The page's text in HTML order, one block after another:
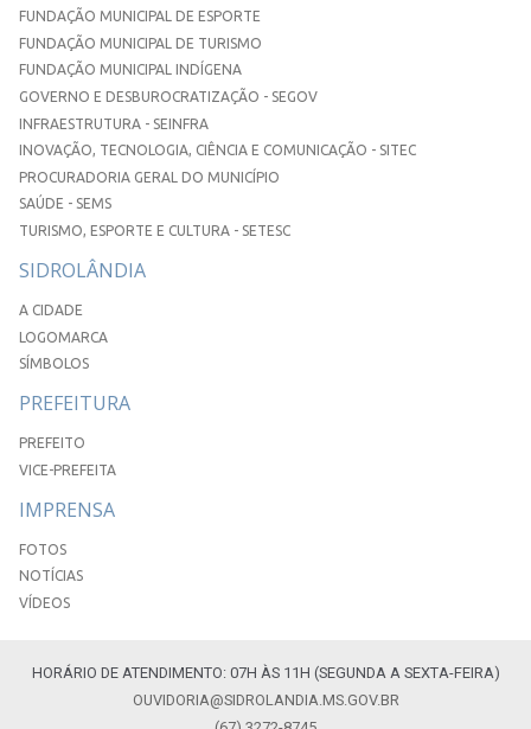
FUNDAÇÃO MUNICIPAL DE ESPORTE
FUNDAÇÃO MUNICIPAL DE TURISMO
FUNDAÇÃO MUNICIPAL INDÍGENA
GOVERNO E DESBUROCRATIZAÇÃO - SEGOV
INFRAESTRUTURA - SEINFRA
INOVAÇÃO, TECNOLOGIA, CIÊNCIA E COMUNICAÇÃO - SITEC
PROCURADORIA GERAL DO MUNICÍPIO
SAÚDE - SEMS
TURISMO, ESPORTE E CULTURA - SETESC
SIDROLÂNDIA
A CIDADE
LOGOMARCA
SÍMBOLOS
PREFEITURA
PREFEITO
VICE-PREFEITA
IMPRENSA
FOTOS
NOTÍCIAS
VÍDEOS
HORÁRIO DE ATENDIMENTO: 07H ÀS 11H (SEGUNDA A SEXTA-FEIRA)
OUVIDORIA@SIDROLANDIA.MS.GOV.BR